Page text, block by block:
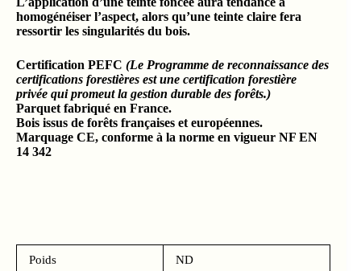
homogénéiser l’aspect, alors qu’une teinte claire fera
ressortir les singularités du bois.
Certification PEFC (Le Programme de reconnaissance des
certifications forestières est une certification forestière
privée qui promeut la gestion durable des forêts.)
Parquet fabriqué en France.
Bois issus de forêts françaises et européennes.
Marquage CE, conforme à la norme en vigueur NF EN
14 342
Poids ND